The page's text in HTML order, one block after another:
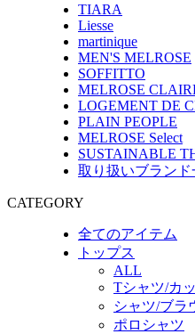
TIARA
Liesse
martinique
MEN'S MELROSE
SOFFITTO
MELROSE
LOGEMENT DE
PLAIN PEOPLE
MELROSE Select
SUSTAINABLE
取り扱いブランド
CATEGORY
全てのアイテム
トップス
ALL
Tシャツ/カ
シャツ/ブラ
ポロシャツ